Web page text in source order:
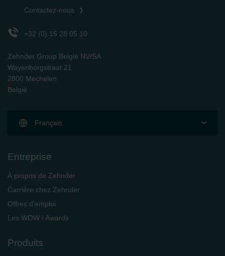
Contactez-nous
+32 (0) 15 28 05 10
Zehnder Group België NV/SA
Wayenborgstraat 21
2800 Mechelen
België
Français
Entreprise
À propos de Zehnder
Carrière chez Zehnder
Offres d'emploi
Les WOW ! Awards
Produits